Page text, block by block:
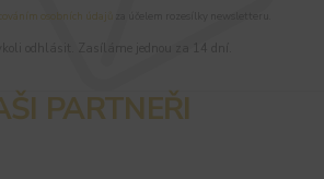
osobních údajů
PARTNEŘI